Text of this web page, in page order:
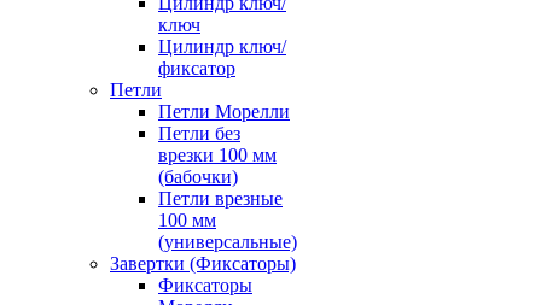
ключ
Цилиндр ключ/
фиксатор
Петли
Петли Морелли
Петли без
врезки 100 мм
(бабочки)
Петли врезные
100 мм
(универсальные)
Завертки (Фиксаторы)
Фиксаторы